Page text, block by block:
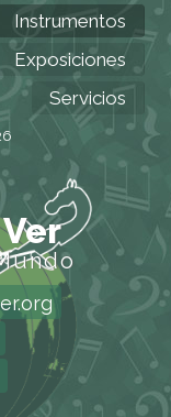
Instrumentos
Exposiciones
Servicios